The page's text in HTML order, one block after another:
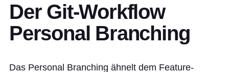
Der Git-Workflow
Personal Branching
Das Personal Branching ähnelt dem Feature-